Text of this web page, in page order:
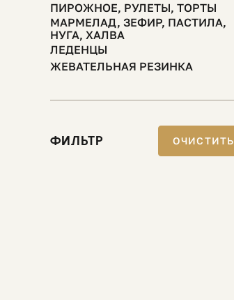
ПИРОЖНОЕ, РУЛЕТЫ, ТОРТЫ
МАРМЕЛАД, ЗЕФИР, ПАСТИЛА,
НУГА, ХАЛВА
ЛЕДЕНЦЫ
ЖЕВАТЕЛЬНАЯ РЕЗИНКА
ФИЛЬТР ОЧИСТИТЬ